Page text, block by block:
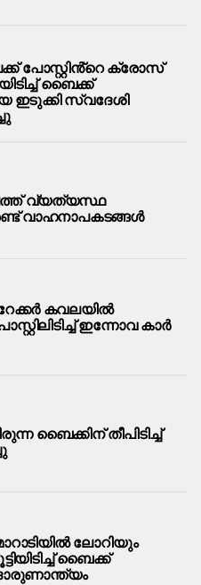
പോസ്റ്റിൻ്റെ ക്രോസ്
ബൈക്ക്
ഇടുക്കി സ്വദേശി
വ്യത്യസ്ഥ
വാഹനാപകടങ്ങൾ
കവലയില്‍
ഇന്നോവ കാര്‍
ബൈക്കിന് തീപിടിച്ച്
ലോറിയും
ബൈക്ക്